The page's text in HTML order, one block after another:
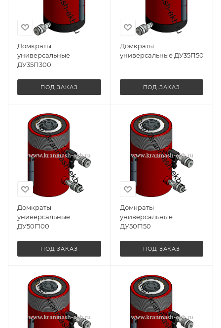
Домкраты
универсальные
ДУ35П300
ПОД ЗАКАЗ
Домкраты
универсальные ДУ35П50
ПОД ЗАКАЗ
Домкраты
универсальные
ДУ50Г100
ПОД ЗАКАЗ
Домкраты
универсальные
ДУ50Г150
ПОД ЗАКАЗ